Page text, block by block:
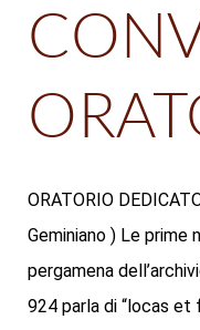
ORATORIO
Geminiano ) Le prime
pergamena
924 parla di “locas et